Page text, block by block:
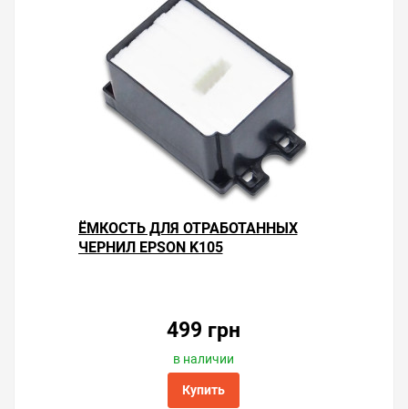
Решили купить чернила для Epson K105 — оформите
заказ или напишите онлайн-консультанту. Мы ответим
экономичной.
ЁМКОСТЬ ДЛЯ ОТРАБОТАННЫХ
ЧЕРНИЛ EPSON K105
499 грн
в наличии
Купить